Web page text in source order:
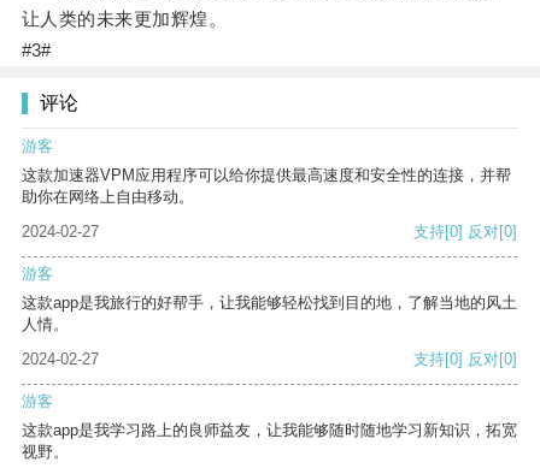
让人类的未来更加辉煌。
#3#
评论
游客
这款加速器VPM应用程序可以给你提供最高速度和安全性的连接，并帮
助你在网络上自由移动。
2024-02-27
支持[0] 反对[0]
游客
这款app是我旅行的好帮手，让我能够轻松找到目的地，了解当地的风土
人情。
2024-02-27
支持[0] 反对[0]
游客
这款app是我学习路上的良师益友，让我能够随时随地学习新知识，拓宽
视野。